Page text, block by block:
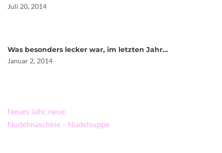
Juli 20, 2014
Was besonders lecker war, im letzten Jahr…
Januar 2, 2014
Beitragsnavigation
Neues Jahr, neue
Nudelmaschine – Nudelsuppe